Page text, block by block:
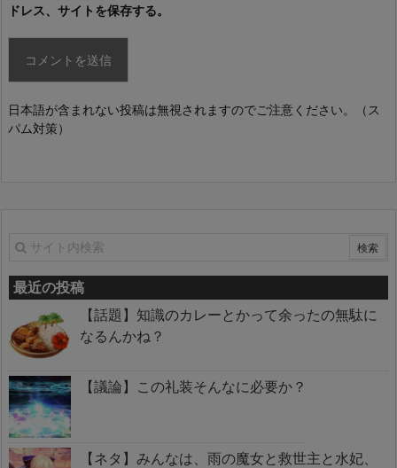
ドレス、サイトを保存する。
日本語が含まれない投稿は無視されますのでご注意ください。（ス
パム対策）
最近の投稿
【話題】知識のカレーとかって余ったの無駄に
なるんかね？
【議論】この礼装そんなに必要か？
【ネタ】みんなは、雨の魔女と救世主と水妃、